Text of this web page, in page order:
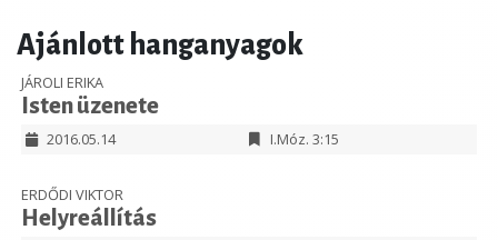
Ajánlott hanganyagok
JÁROLI ERIKA
Isten üzenete
2016.05.14 I.Móz. 3:15
ERDŐDI VIKTOR
Helyreállítás